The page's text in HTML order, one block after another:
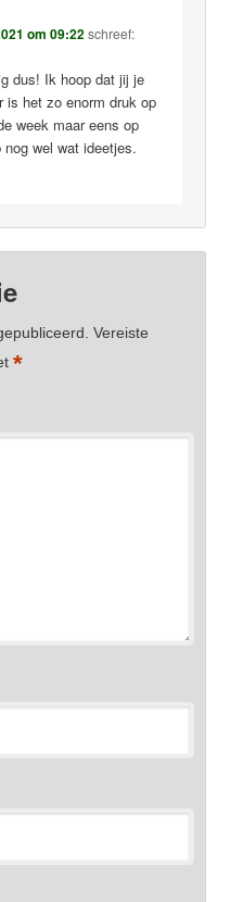
om 09:22schreef:
dus! Ik hoop dat jij je
is het zo enorm druk op
week maar eens op
wel wat ideetjes.
Vereiste
*